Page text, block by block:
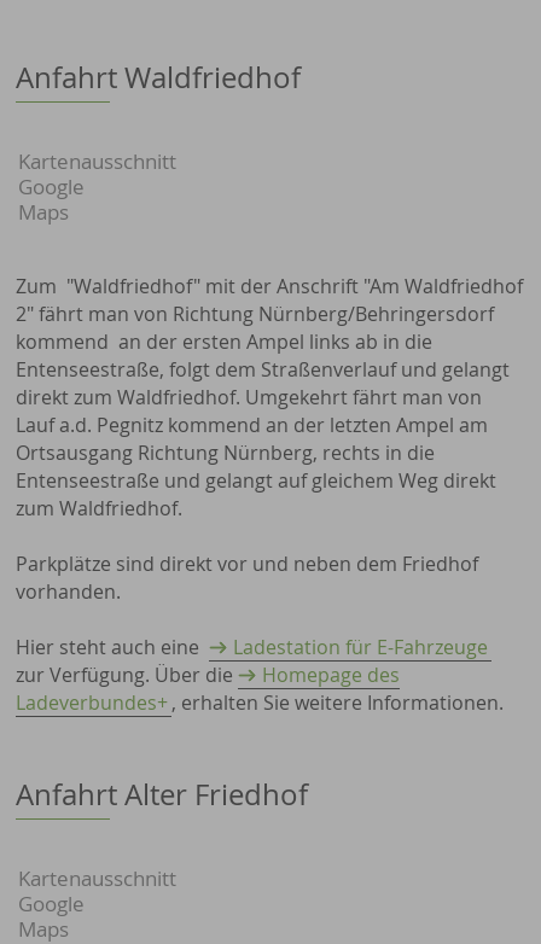
Anfahrt Waldfriedhof
Kartenausschnitt
Google
Maps
Zum "Waldfriedhof" mit der Anschrift "Am Waldfriedhof
2" fährt man von Richtung Nürnberg/Behringersdorf
kommend an der ersten Ampel links ab in die
Entenseestraße, folgt dem Straßenverlauf und gelangt
direkt zum Waldfriedhof. Umgekehrt fährt man von
Lauf a.d. Pegnitz kommend an der letzten Ampel am
Ortsausgang Richtung Nürnberg, rechts in die
Entenseestraße und gelangt auf gleichem Weg direkt
zum Waldfriedhof.
Parkplätze sind direkt vor und neben dem Friedhof
vorhanden.
Hier steht auch eine
Ladestation für E-Fahrzeuge
zur Verfügung. Über die
Homepage des
Ladeverbundes+, erhalten Sie weitere Informationen.
Anfahrt Alter Friedhof
Kartenausschnitt
Google
Maps